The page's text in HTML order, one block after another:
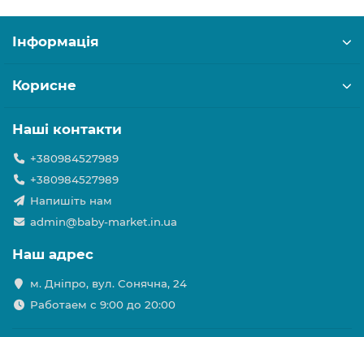
Інформація
Корисне
Наші контакти
+380984527989
+380984527989
Напишіть нам
admin@baby-market.in.ua
Наш адрес
м. Дніпро, вул. Сонячна, 24
Работаем с 9:00 до 20:00